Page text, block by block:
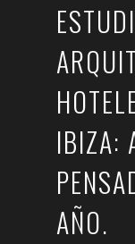
IBIZA:
AÑO.